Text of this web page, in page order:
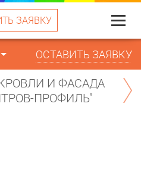
ЗАЯВКУ Меню
ОСТАВИТЬ ЗАЯВКУ
И ФАСАДА
ПРОФИЛЬ"